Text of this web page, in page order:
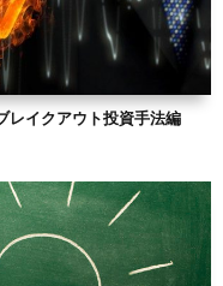
レイクアウト投資手法編